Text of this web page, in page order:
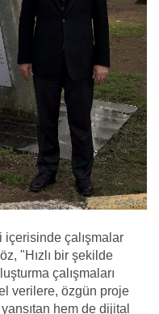
çalışmalar
"Hızlı bir şekilde
çalışmaları
verilere, özgün proje
hem de dijital